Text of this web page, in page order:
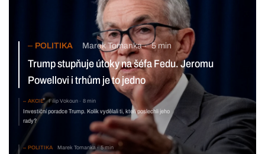
POLITIKA Marek Tomanka 5 min
Trump stupňuje útoky na šéfa Fedu. Jeromu Powellovi
i trhům je to jedno
AKCIE 8 min
Investiční poradce Trump. Kolik vydělali ti, kteří
poslechli jeho rady?
POLITIKA Marek Tomanka 5 min